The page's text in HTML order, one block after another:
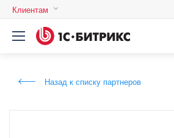
Клиентам
Авторизация
Назад к списку партнеров